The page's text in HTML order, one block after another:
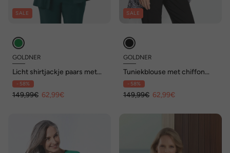
SALE
GOLDNER
Licht shirtjackje paars met
stretch
- 58%
149,99€ 62,99€
SALE
GOLDNER
Tuniekblouse met chiffon
overjasje, print
- 58%
149,99€ 62,99€